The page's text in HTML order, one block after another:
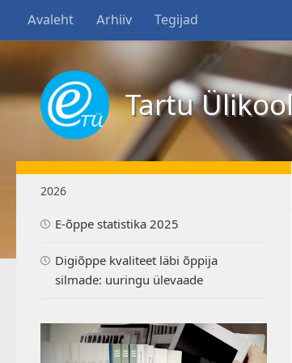
Avaleht Arhiiv Tegijad
Tartu
2026
E-õppe statistika 2025
Digiõppe kvaliteet läbi õppija
silmade: uuringu ülevaade